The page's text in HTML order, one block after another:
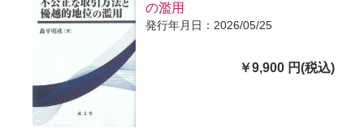
の濫用
発行年月日：2026/05/25
￥9,900 円(税込)